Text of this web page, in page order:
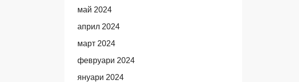
май 2024
април 2024
март 2024
февруари 2024
януари 2024